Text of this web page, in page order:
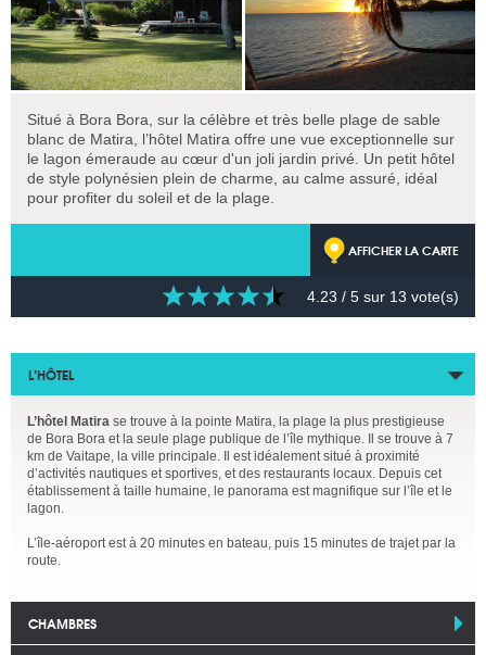
Situé à Bora Bora, sur la célèbre et très belle plage de sable
blanc de Matira, l’hôtel Matira offre une vue exceptionnelle sur
le lagon émeraude au cœur d'un joli jardin privé. Un petit hôtel
de style polynésien plein de charme, au calme assuré, idéal
pour profiter du soleil et de la plage.
AFFICHER LA CARTE
4.23 / 5 sur 13 vote(s)
L’HÔTEL
L’hôtel Matira se trouve à la pointe Matira, la plage la plus prestigieuse
de Bora Bora et la seule plage publique de l’île mythique. Il se trouve à 7
km de Vaitape, la ville principale. Il est idéalement situé à proximité
d’activités nautiques et sportives, et des restaurants locaux. Depuis cet
établissement à taille humaine, le panorama est magnifique sur l’île et le
lagon.
L’île-aéroport est à 20 minutes en bateau, puis 15 minutes de trajet par la
route.
CHAMBRES